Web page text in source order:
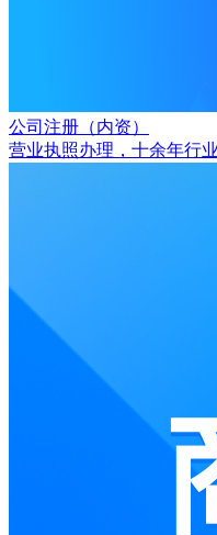
公司注册（内资）
营业执照办理，十余年行